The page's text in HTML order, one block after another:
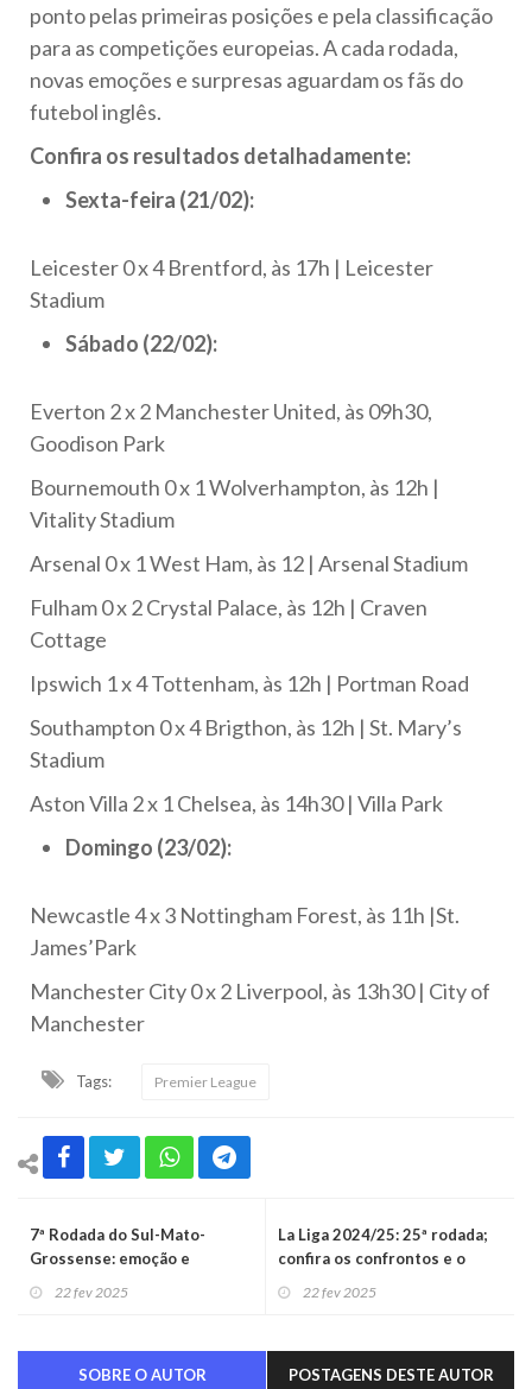
ponto pelas primeiras posições e pela classificação
para as competições europeias. A cada rodada,
novas emoções e surpresas aguardam os fãs do
futebol inglês.
Confira os resultados detalhadamente:
Sexta-feira (21/02):
Leicester 0 x 4 Brentford, às 17h | Leicester
Stadium
Sábado (22/02):
Everton 2 x 2 Manchester United, às 09h30,
Goodison Park
Bournemouth 0 x 1 Wolverhampton, às 12h |
Vitality Stadium
Arsenal 0 x 1 West Ham, às 12 | Arsenal Stadium
Fulham 0 x 2 Crystal Palace, às 12h | Craven
Cottage
Ipswich 1 x 4 Tottenham, às 12h | Portman Road
Southampton 0 x 4 Brigthon, às 12h | St. Mary’s
Stadium
Aston Villa 2 x 1 Chelsea, às 14h30 | Villa Park
Domingo (23/02):
Newcastle 4 x 3 Nottingham Forest, às 11h |St.
James’Park
Manchester City 0 x 2 Liverpool, às 13h30 | City of
Manchester
Tags: Premier League
7ª Rodada do Sul-Mato-
Grossense: emoção e
22 fev 2025
La Liga 2024/25: 25ª rodada;
confira os confrontos e o
22 fev 2025
SOBRE O AUTOR POSTAGENS DESTE AUTOR